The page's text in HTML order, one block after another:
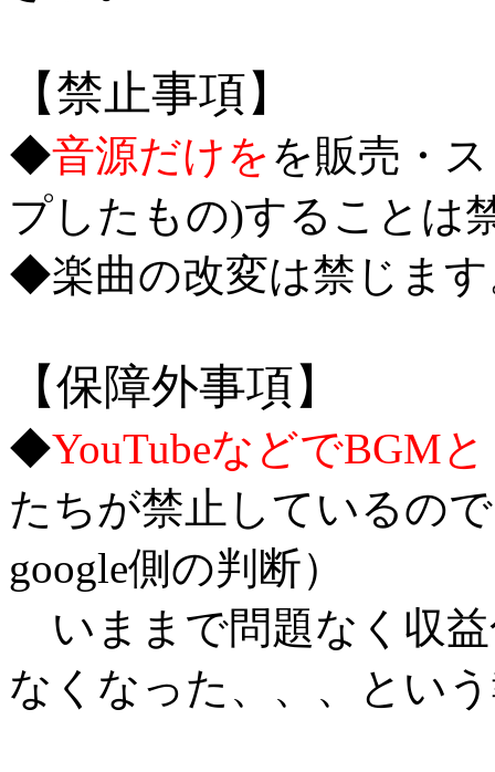
【禁止事項】
◆音源だけを を販売・
プしたもの)することは
◆楽曲の改変は禁じま
【保障外事項】
◆YouTubeなどでBGM
たちが禁止しているの
google側の判断）
いままで問題なく収
なくなった、、、とい